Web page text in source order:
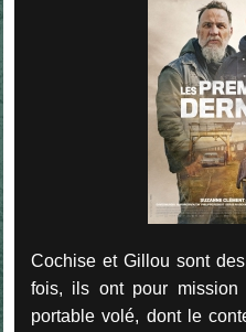
Cochise et Gillou sont
fois, ils ont pour mission
portable volé, dont le